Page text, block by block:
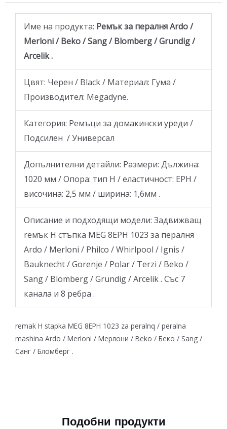
Име на продукта: Ремък за пералня Ardo /
Merloni / Beko / Sang / Blomberg / Grundig /
Arcelik .
Цвят: Черен / Black / Материал: Гума /
Производител: Megadyne.
Категория: Ремъци за домакински уреди /
Подсилен / Универсал
Допълнителни детайли: Размери: Дължина:
1020 мм / Опора: тип H / еластичност: EPH /
височина: 2,5 мм / ширина: 1,6мм .
Описание и подходящи модели: Задвижващ
rемък Н стъпка MEG 8EPH 1023 за пералня
Ardo / Merloni / Philco / Whirlpool / Ignis /
Bauknecht / Gorenje / Polar / Terzi / Beko /
Sang / Blomberg / Grundig / Arcelik . Със 7
канала и 8 ребра .
remak H stapka MEG 8EPH 1023 za peralnq / peralna
mashina Ardo / Merloni / Мерлони / Beko / Беко / Sang /
Санг / Бломберг .
Подобни продукти